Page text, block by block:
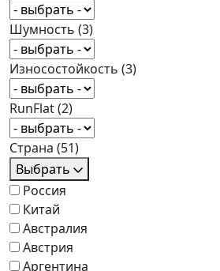
Шумность (3)
Износостойкость (3)
RunFlat(2)
Страна (51)
Выбрать
Россия
Китай
Австралия
Австрия
Аргентина